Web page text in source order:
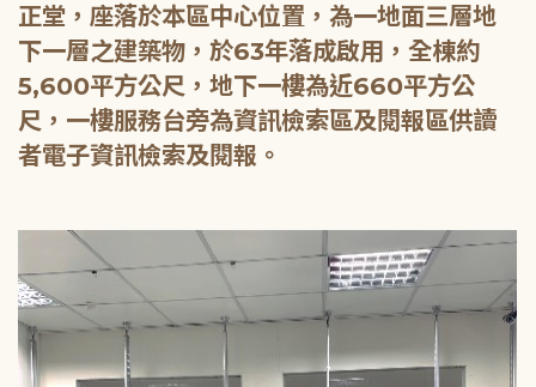
正堂，座落於本區中心位置，為一地面三層地
下一層之建築物，於63年落成啟用，全棟約
5,600平方公尺，地下一樓為近660平方公
尺，一樓服務台旁為資訊檢索區及閱報區供讀
者電子資訊檢索及閱報。